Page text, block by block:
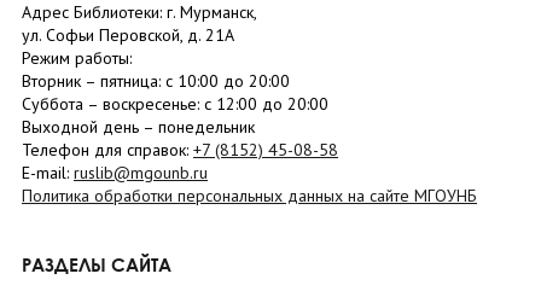
Адрес Библиотеки: г. Мурманск,
ул. Софьи Перовской, д. 21А
Режим работы:
Вторник – пятница: с 10:00 до 20:00
Суббота – воскресенье: c 12:00 до 20:00
Выходной день – понедельник
Телефон для справок: +7 (8152) 45-08-58
E-mail: ruslib@mgounb.ru
Политика обработки персональных данных на сайте МГОУНБ
РАЗДЕЛЫ САЙТА